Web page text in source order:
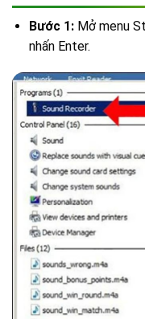
Bước 1:Mở menu
nhấn Enter.